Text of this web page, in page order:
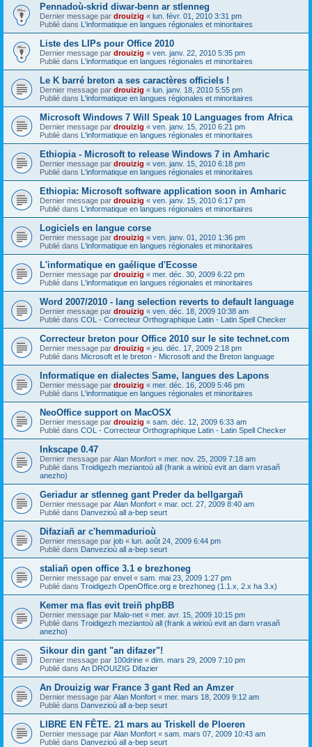
Pennadoù-skrid diwar-benn ar stlenneg
Dernier message par drouizig « lun. févr. 01, 2010 3:31 pm
Publié dans L'informatique en langues régionales et minoritaires
Liste des LIPs pour Office 2010
Dernier message par drouizig « ven. janv. 22, 2010 5:35 pm
Publié dans L'informatique en langues régionales et minoritaires
Le K barré breton a ses caractères officiels !
Dernier message par drouizig « lun. janv. 18, 2010 5:55 pm
Publié dans L'informatique en langues régionales et minoritaires
Microsoft Windows 7 Will Speak 10 Languages from Africa
Dernier message par drouizig « ven. janv. 15, 2010 6:21 pm
Publié dans L'informatique en langues régionales et minoritaires
Ethiopia - Microsoft to release Windows 7 in Amharic
Dernier message par drouizig « ven. janv. 15, 2010 6:18 pm
Publié dans L'informatique en langues régionales et minoritaires
Ethiopia: Microsoft software application soon in Amharic
Dernier message par drouizig « ven. janv. 15, 2010 6:17 pm
Publié dans L'informatique en langues régionales et minoritaires
Logiciels en langue corse
Dernier message par drouizig « ven. janv. 01, 2010 1:36 pm
Publié dans L'informatique en langues régionales et minoritaires
L'informatique en gaélique d'Ecosse
Dernier message par drouizig « mer. déc. 30, 2009 6:22 pm
Publié dans L'informatique en langues régionales et minoritaires
Word 2007/2010 - lang selection reverts to default language
Dernier message par drouizig « ven. déc. 18, 2009 10:38 am
Publié dans COL - Correcteur Orthographique Latin - Latin Spell Checker
Correcteur breton pour Office 2010 sur le site technet.com
Dernier message par drouizig « jeu. déc. 17, 2009 2:18 pm
Publié dans Microsoft et le breton - Microsoft and the Breton language
Informatique en dialectes Same, langues des Lapons
Dernier message par drouizig « mer. déc. 16, 2009 5:46 pm
Publié dans L'informatique en langues régionales et minoritaires
NeoOffice support on MacOSX
Dernier message par drouizig « sam. déc. 12, 2009 6:33 am
Publié dans COL - Correcteur Orthographique Latin - Latin Spell Checker
Inkscape 0.47
Dernier message par Alan Monfort « mer. nov. 25, 2009 7:18 am
Publié dans Troidigezh meziantoù all (frank a wirioù evit an darn vrasañ
anezho)
Geriadur ar stlenneg gant Preder da bellgargañ
Dernier message par Alan Monfort « mar. oct. 27, 2009 8:40 am
Publié dans Danvezioù all a-bep seurt
Difaziañ ar c'hemmadurioù
Dernier message par job « lun. août 24, 2009 6:44 pm
Publié dans Danvezioù all a-bep seurt
staliañ open office 3.1 e brezhoneg
Dernier message par envel « sam. mai 23, 2009 1:27 pm
Publié dans Troidigezh OpenOffice.org e brezhoneg (1.1.x, 2.x ha 3.x)
Kemer ma flas evit treiñ phpBB
Dernier message par Malo-net « mer. avr. 15, 2009 10:15 pm
Publié dans Troidigezh meziantoù all (frank a wirioù evit an darn vrasañ
anezho)
Sikour din gant "an difazer"!
Dernier message par 100drine « dim. mars 29, 2009 7:10 pm
Publié dans An DROUIZIG Difazier
An Drouizig war France 3 gant Red an Amzer
Dernier message par Alan Monfort « mer. mars 18, 2009 9:12 am
Publié dans Danvezioù all a-bep seurt
LIBRE EN FÊTE. 21 mars au Triskell de Ploeren
Dernier message par Alan Monfort « sam. mars 07, 2009 10:43 am
Publié dans Danvezioù all a-bep seurt